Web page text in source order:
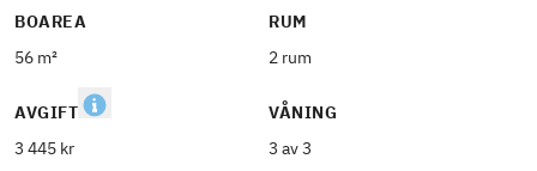
BOAREA
56 m²
RUM
2 rum
AVGIFT
3 445 kr
VÅNING
3 av 3